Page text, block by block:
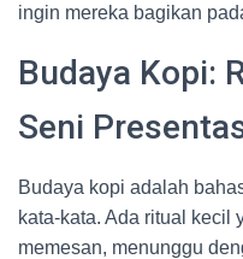
ingin mereka bagikan
Budaya Kopi:
Seni
Budaya kopi adalah
kata-kata. Ada ritual kecil
memesan, menunggu